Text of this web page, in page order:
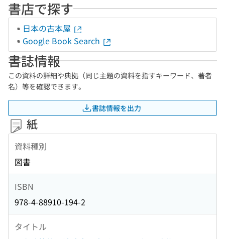
書店で探す
日本の古本屋
Google Book Search
書誌情報
この資料の詳細や典拠（同じ主題の資料を指すキーワード、著者
名）等を確認できます。
書誌情報を出力
紙
資料種別
図書
ISBN
978-4-88910-194-2
タイトル